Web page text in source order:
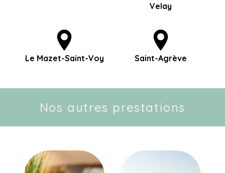
Velay
Le Mazet-Saint-Voy Saint-Agrève
Nos autres prestations